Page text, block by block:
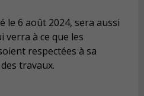
le 6 août 2024, sera aussi
verra à ce que les
respectées à sa
travaux.